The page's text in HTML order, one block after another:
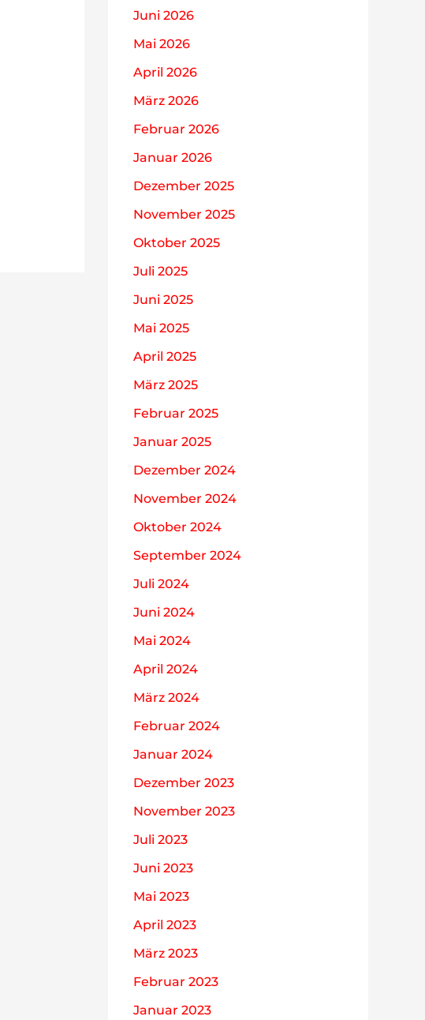
Juni 2026
Mai 2026
April 2026
März 2026
Februar 2026
Januar 2026
Dezember 2025
November 2025
Oktober 2025
Juli 2025
Juni 2025
Mai 2025
April 2025
März 2025
Februar 2025
Januar 2025
Dezember 2024
November 2024
Oktober 2024
September 2024
Juli 2024
Juni 2024
Mai 2024
April 2024
März 2024
Februar 2024
Januar 2024
Dezember 2023
November 2023
Juli 2023
Juni 2023
Mai 2023
April 2023
März 2023
Februar 2023
Januar 2023